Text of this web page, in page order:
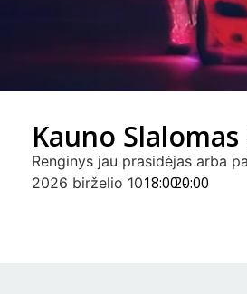
Kauno Slalomas
Renginys jau prasidėjas arba
2026 birželio 1018:00 -20:00